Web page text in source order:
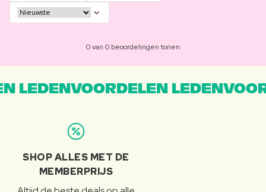
0 van 0 beoordelingen tonen
LEDENVOORDELEN
SHOP ALLES MET DE
MEMBERPRIJS